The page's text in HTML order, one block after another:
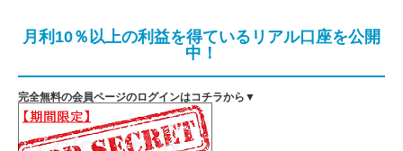
月利10％以上の利益を得ているリアル口座を公開
中！
完全無料の会員ページのログインはコチラから▼